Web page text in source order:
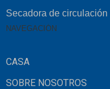
Secadora de
NAVEGACIÓN
CASA
SOBRE NOSOTROS